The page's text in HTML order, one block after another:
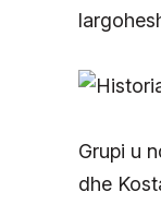
Grupi u
dhe